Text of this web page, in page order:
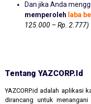
Dan jika Anda
memperoleh laba
125.000 – Rp. 2.777)
Tentang YAZCORP.id
YAZCORP.id adalah aplikasi
dirancang untuk